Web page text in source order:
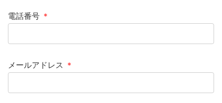
電話番号 ＊
メールアドレス ＊